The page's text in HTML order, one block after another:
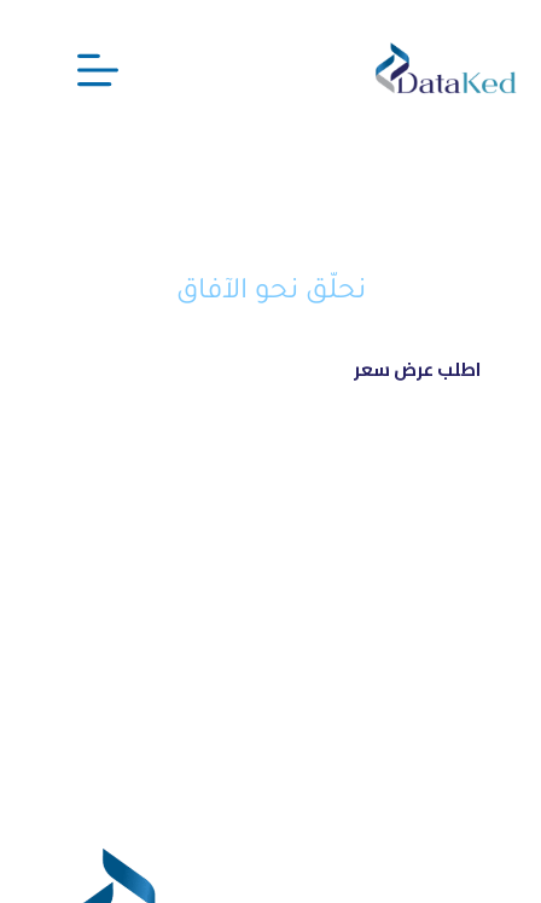
نحلّق نحو الآفاق
اطلب عرض سعر